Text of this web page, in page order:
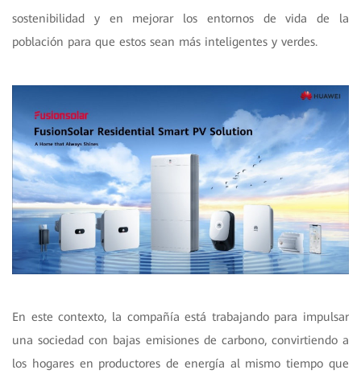
sostenibilidad y en mejorar los entornos de vida de la
población para que estos sean más inteligentes y verdes.
En este contexto, la compañía está trabajando para impulsar
una sociedad con bajas emisiones de carbono, convirtiendo a
los hogares en productores de energía al mismo tiempo que